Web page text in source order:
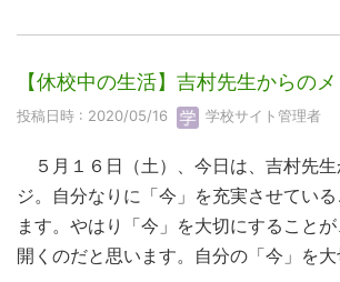
【休校中の生活】吉村先生からの
投稿日時 : 2020/05/16 学校サイト管理者
５月１６日（土）、今日は、吉村先
ジ。自分なりに「今」を充実させてい
ます。やはり「今」を大切にすること
開くのだと思います。自分の「今」を大